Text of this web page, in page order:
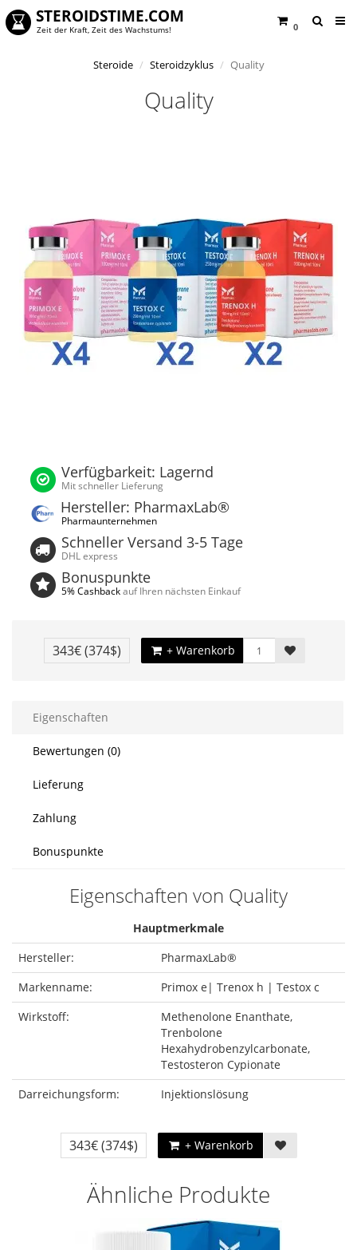
0
STEROIDSTIME.COM
Zeit der Kraft, Zeit des Wachstums!
Steroide Steroidzyklus Quality
Quality
Verfügbarkeit: Lagernd
Mit schneller Lieferung
Hersteller: PharmaxLab®
Pharmaunternehmen
Schneller Versand 3-5 Tage
DHL express
Bonuspunkte
5% Cashbackauf Ihren nächsten Einkauf
343€(374$) + Warenkorb
Eigenschaften
Bewertungen (0)
Lieferung
Zahlung
Bonuspunkte
Eigenschaften von Quality
Hauptmerkmale
Hersteller:
PharmaxLab®
Markenname:
Primox e| Trenox h | Testox c
Wirkstoff:
Methenolone Enanthate,
Trenbolone
Hexahydrobenzylcarbonate,
Testosteron Cypionate
Darreichungsform:
Injektionslösung
343€(374$) + Warenkorb
Ähnliche Produkte